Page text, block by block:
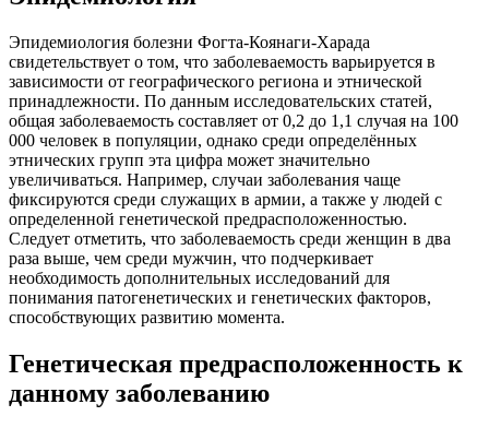
Эпидемиология болезни Фогта-Коянаги-Харада
свидетельствует о том, что заболеваемость варьируется в
зависимости от географического региона и этнической
принадлежности. По данным исследовательских статей,
общая заболеваемость составляет от 0,2 до 1,1 случая на 100
000 человек в популяции, однако среди определённых
этнических групп эта цифра может значительно
увеличиваться. Например, случаи заболевания чаще
фиксируются среди служащих в армии, а также у людей с
определенной генетической предрасположенностью.
Следует отметить, что заболеваемость среди женщин в два
раза выше, чем среди мужчин, что подчеркивает
необходимость дополнительных исследований для
понимания патогенетических и генетических факторов,
способствующих развитию момента.
Генетическая предрасположенность к
данному заболеванию